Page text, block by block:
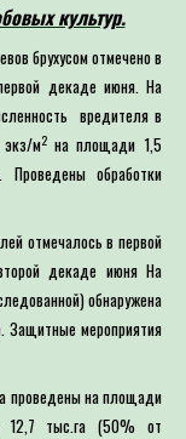
культур.
брухусом отмечено в
декаде июня. На
вредителя в
м2 на площади 1,5
обработки
отмечалось в первой
декаде июня На
обнаружена
Защитные мероприятия
проведены на площади
12,7 тыс.га (50% от